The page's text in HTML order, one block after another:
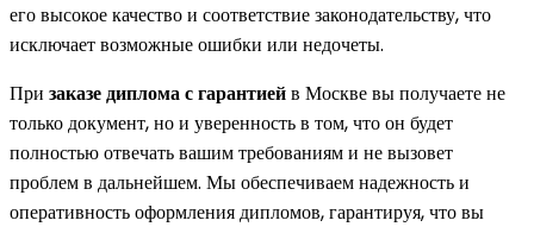
его высокое качество и соответствие законодательству, что
исключает возможные ошибки или недочеты.
При заказе диплома с гарантиейв Москве вы получаете не
только документ, но и уверенность в том, что он будет
полностью отвечать вашим требованиям и не вызовет
проблем в дальнейшем. Мы обеспечиваем надежность и
оперативность оформления дипломов, гарантируя, что вы